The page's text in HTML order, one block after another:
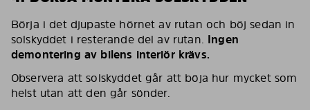
Börja i det djupaste hörnet av rutan och böj sedan in
solskyddet i resterande del av rutan. Ingen
demontering av bilens interiör krävs.
Observera att solskyddet går att böja hur mycket som
helst utan att den går sönder.